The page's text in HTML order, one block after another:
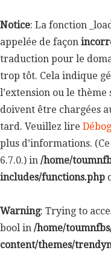
Notice: La fonction
appelée de façon
traduction pour le
trop tôt. Cela indique
l’extension ou le
doivent être chargées
tard. Veuillez lire
plus d’informations.
6.7.0.) in /home/
includes/functions.php
Warning: Trying to
bool in /home/
content/themes/